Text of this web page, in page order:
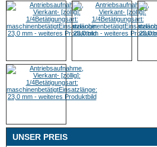
UNSER PREIS